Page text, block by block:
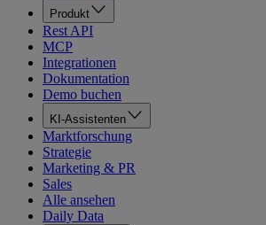
Produkt
Rest API
MCP
Integrationen
Dokumentation
Demo buchen
KI-Assistenten
Marktforschung
Strategie
Marketing & PR
Sales
Alle ansehen
Daily Data